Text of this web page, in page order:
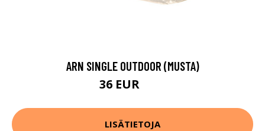
ARN SINGLE OUTDOOR (MUSTA)
36 EUR
LISÄTIETOJA